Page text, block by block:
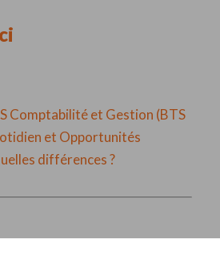
Comptabilité et Gestion (BTS
et Opportunités
différences ?